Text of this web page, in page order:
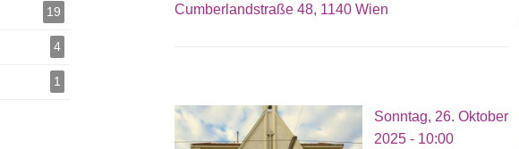
Cumberlandstraße 48, 1140 Wien
Sonntag, 26. Oktober
2025 - 10:00
19
hinzufügen
4
1
hinzufügen